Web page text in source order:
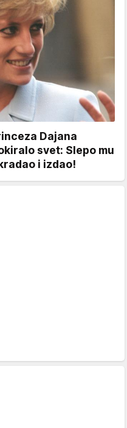
Dajana
svet: Slepo mu
i izdao!